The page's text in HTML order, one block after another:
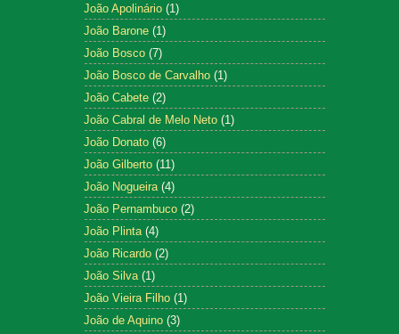
João Apolinário (1)
João Barone (1)
João Bosco (7)
João Bosco de Carvalho (1)
João Cabete (2)
João Cabral de Melo Neto (1)
João Donato (6)
João Gilberto (11)
João Nogueira (4)
João Pernambuco (2)
João Plinta (4)
João Ricardo (2)
João Silva (1)
João Vieira Filho (1)
João de Aquino (3)